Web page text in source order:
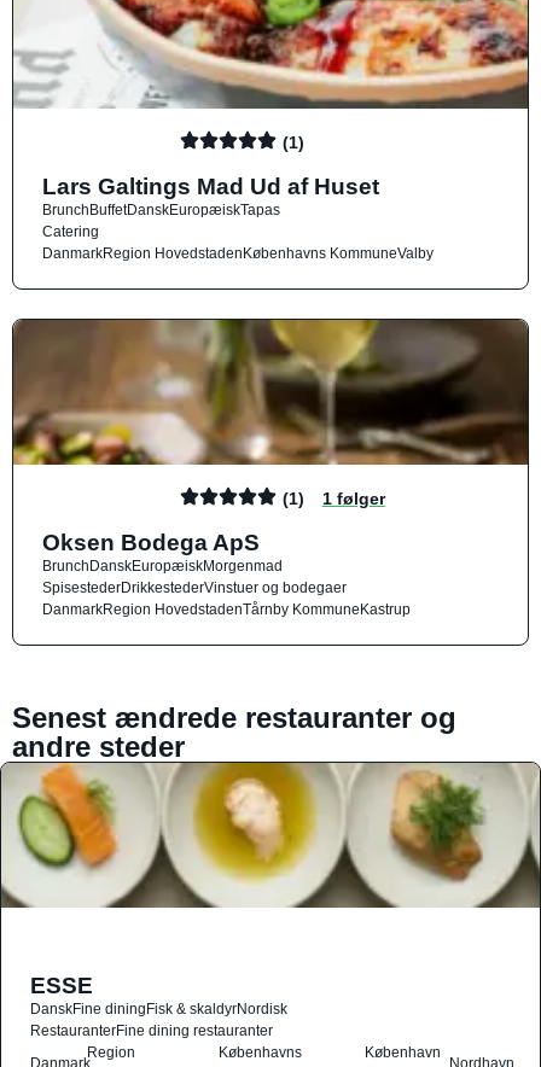
(1)
Lars Galtings Mad Ud af Huset
BrunchBuffetDanskEuropæiskTapas
Catering
DanmarkRegion HovedstadenKøbenhavns KommuneValby
(1) 1 følger
Oksen Bodega ApS
BrunchDanskEuropæiskMorgenmad
SpisestederDrikkestederVinstuer og bodegaer
DanmarkRegion HovedstadenTårnby KommuneKastrup
Senest ændrede restauranter og
andre steder
ESSE
DanskFine diningFisk & skaldyrNordisk
RestauranterFine dining restauranter
Danmark
Region
Københavns
København
Nordhavn